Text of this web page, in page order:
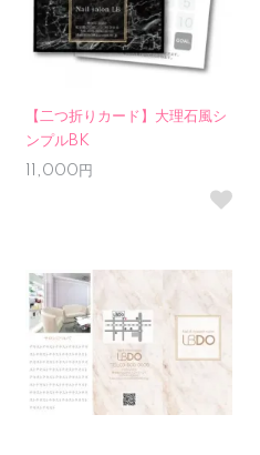
【二つ折りカード】大理石風シ
ンプルBK
11,000円